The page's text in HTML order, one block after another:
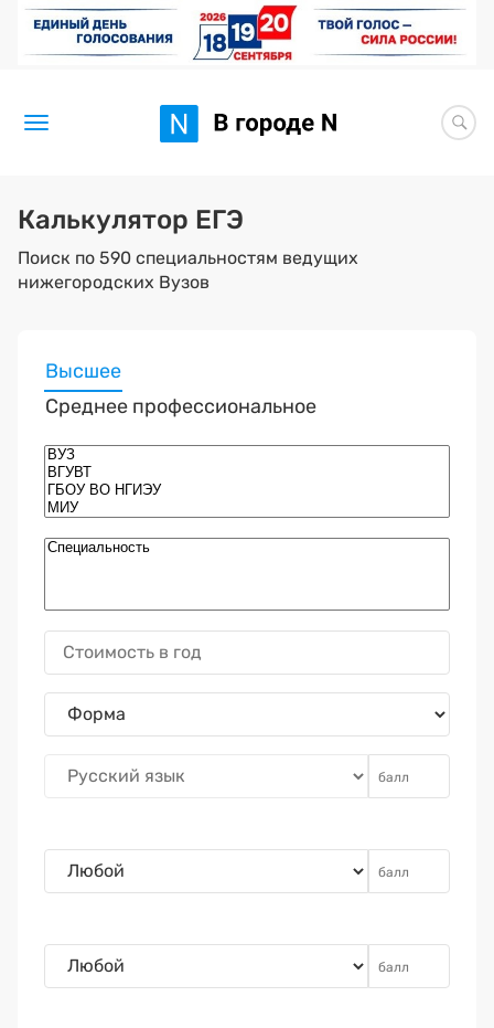
Новости
Статьи
Искусство исцелять
Премия 2026 (текущая)
Премия 2025
Эксперты
Калькулятор ЕГЭ
Поиск по 590 специальностям ведущих
нижегородских Вузов
высшее
среднее профессиональное